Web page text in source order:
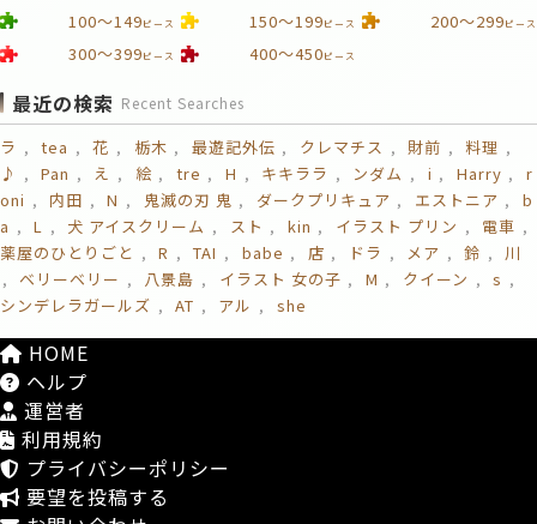
100～149ピース 150～199ピース 200～299ピース
300～399ピース 400～450ピース
最近の検索 Recent Searches
ラ tea 花 栃木 最遊記外伝 クレマチス 財前
料理
♪
Pan え 絵 tre H キキララ ンダム i Harry
r
oni
内田 N 鬼滅の刃 鬼 ダークプリキュア エストニア
b
a
L 犬 アイスクリーム スト kin イラスト プリン
電車
薬屋のひとりごと
R TAI babe 店 ドラ メア 鈴
川
ベリーベリー
八景島 イラスト 女の子 M クイーン
s
シンデレラガールズ
AT アル she
HOME
ヘルプ
運営者
利用規約
プライバシーポリシー
要望を投稿する